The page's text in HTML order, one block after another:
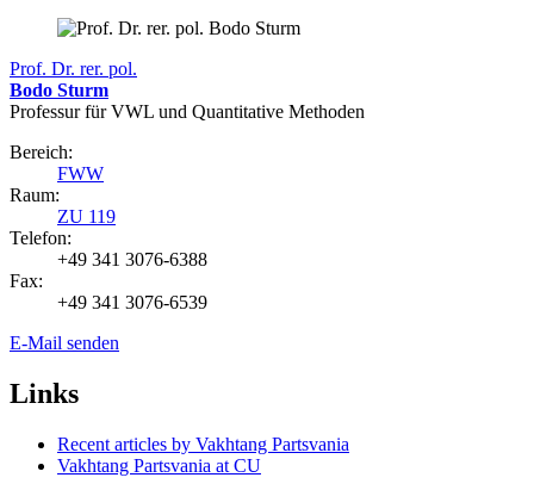
Prof. Dr. rer. pol.
Bodo Sturm
Professur für VWL und Quantitative Methoden
Bereich:
FWW
Raum:
ZU 119
Telefon:
+49 341 3076-6388
Fax:
+49 341 3076-6539
E-Mail senden
Links
Recent articles by Vakhtang Partsvania
Vakhtang Partsvania at CU